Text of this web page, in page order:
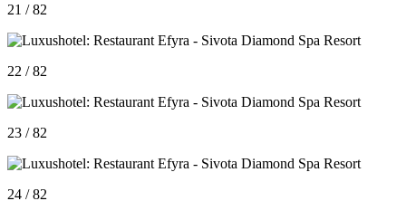
21 / 82
22 / 82
23 / 82
24 / 82